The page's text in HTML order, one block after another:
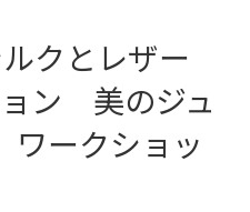
ルクとレザー
ン 美のジュ
ークショッ